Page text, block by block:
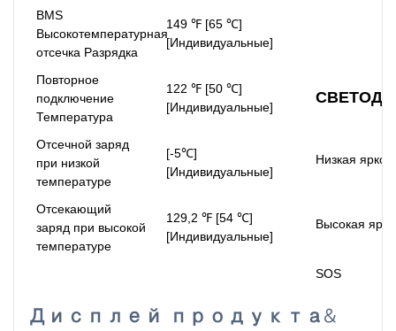
BMS
Высокотемпературная
отсечка Разрядка
149 ℉ [65 ℃]
[Индивидуальные]
Повторное
подключение
Температура
122 ℉ [50 ℃]
[Индивидуальные]
Отсечной заряд
при низкой
температуре
[-5℃]
[Индивидуальные]
Низкая
Отсекающий
заряд при высокой
температуре
129,2 ℉ [54 ℃]
[Индивидуальные]
Высокая
SOS
Дисплей продукта&